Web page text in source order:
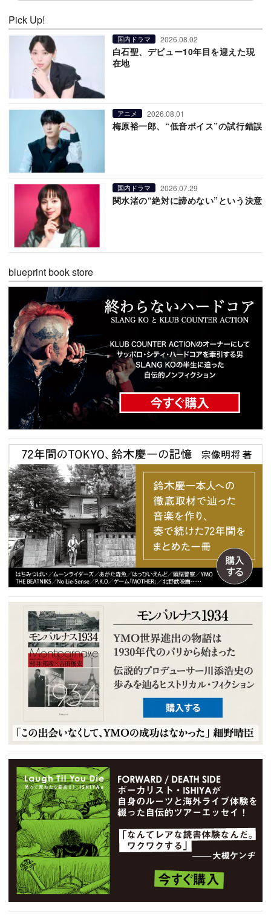
Pick Up!
国内ドラマ 2026.08.02
白石聖、デビュー10年目を迎えた現
在地
アニメ 2026.08.01
梅原裕一郎、“低音ボイス”の試行錯誤
国内ドラマ 2026.07.29
関水渚の“絶対に諦めない”という決意
blueprint book store